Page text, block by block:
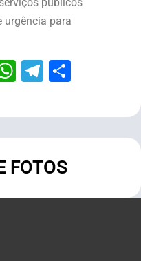
urgência para
WhatsApp
Telegram
FOTOS